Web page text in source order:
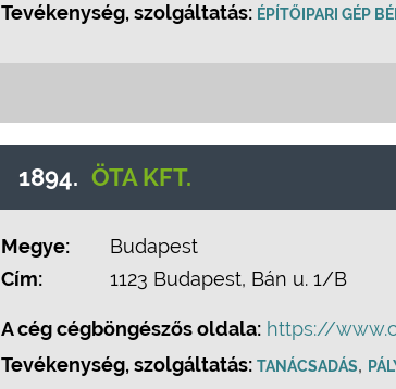
Tevékenység, szolgáltatás: ÉPÍTŐIPARI GÉP
1894. ÖTA KFT.
Megye:
Budapest
Cím:
1123 Budapest, Bán u. 1/B
A cég cégböngészős oldala: https://
Tevékenység, szolgáltatás: TANÁCSADÁS,